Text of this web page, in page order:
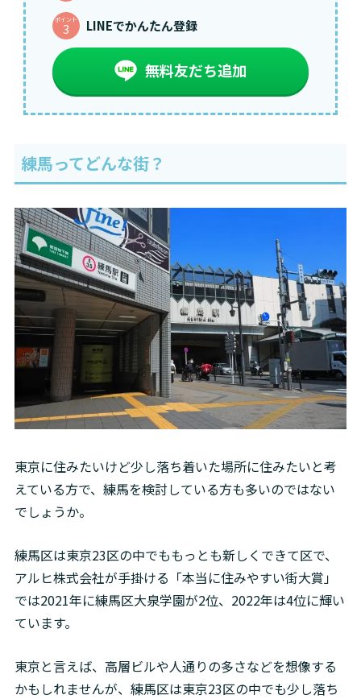
ポイント
3 LINEでかんたん登録
無料友だち追加
練馬ってどんな街？
東京に住みたいけど少し落ち着いた場所に住みたいと考
えている方で、練馬を検討している方も多いのではない
でしょうか。
練馬区は東京23区の中でももっとも新しくできて区で、
アルヒ株式会社が手掛ける「本当に住みやすい街大賞」
では2021年に練馬区大泉学園が2位、2022年は4位に輝い
ています。
東京と言えば、高層ビルや人通りの多さなどを想像する
かもしれませんが、練馬区は東京23区の中でも少し落ち